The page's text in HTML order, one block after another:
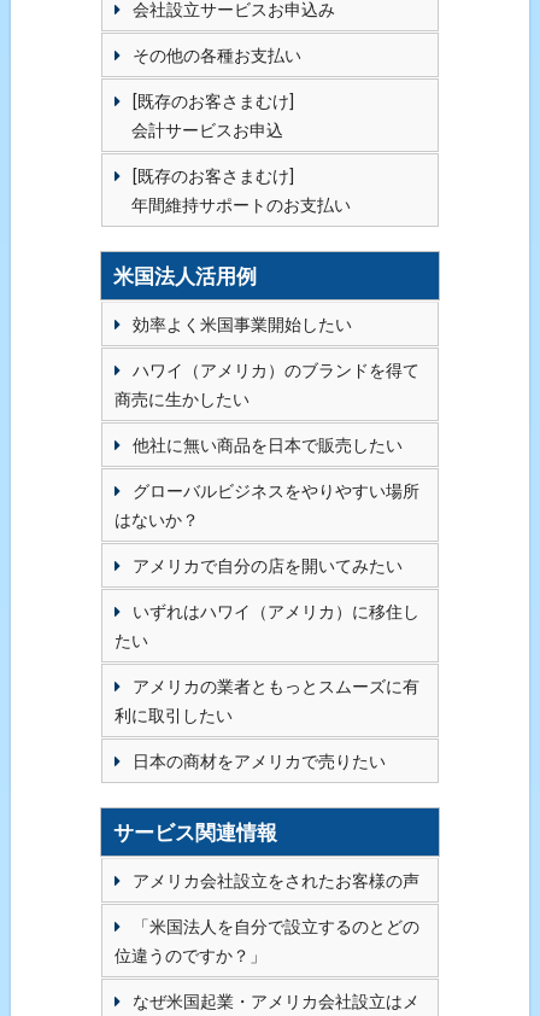
会社設立サービスお申込み
その他の各種お支払い
[既存のお客さまむけ]
会計サービスお申込
[既存のお客さまむけ]
年間維持サポートのお支払い
米国法人活用例
効率よく米国事業開始したい
ハワイ（アメリカ）のブランドを得て
商売に生かしたい
他社に無い商品を日本で販売したい
グローバルビジネスをやりやすい場所
はないか？
アメリカで自分の店を開いてみたい
いずれはハワイ（アメリカ）に移住し
たい
アメリカの業者ともっとスムーズに有
利に取引したい
日本の商材をアメリカで売りたい
サービス関連情報
アメリカ会社設立をされたお客様の声
「米国法人を自分で設立するのとどの
位違うのですか？」
なぜ米国起業・アメリカ会社設立はメ